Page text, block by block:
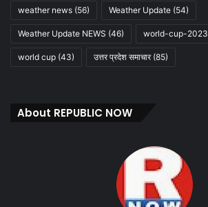
weather news (56) Weather Update (54)
Weather Update NEWS (46) world-cup-2023
world cup (43) उत्तर प्रदेश समाचार(85)
About REPUBLIC NOW